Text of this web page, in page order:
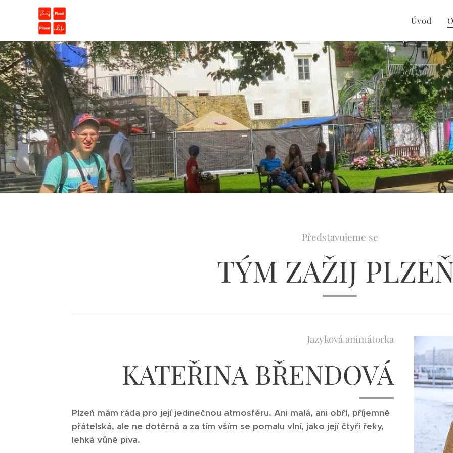
Úvod
Představujeme se
TÝM ZAŽIJ
Jazyková animátorka
KATEŘINA BŘENDOVÁ
Plzeň mám ráda pro její jedinečnou atmosféru. Ani malá, ani obří, příjemně
přátelská, ale ne dotěrná a za tím vším se pomalu vlní, jako její čtyři řeky,
lehká vůně piva.